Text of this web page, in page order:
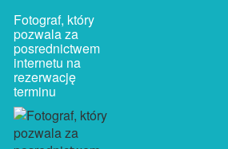
Fotograf, który
pozwala za
posrednictwem
internetu na
rezerwację
terminu